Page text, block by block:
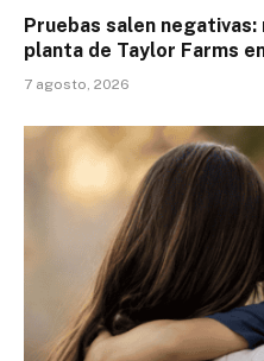
Pruebas salen
planta de Taylor Farms
7 agosto, 2026